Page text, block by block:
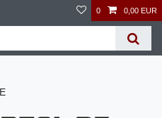
0 0,00 EUR